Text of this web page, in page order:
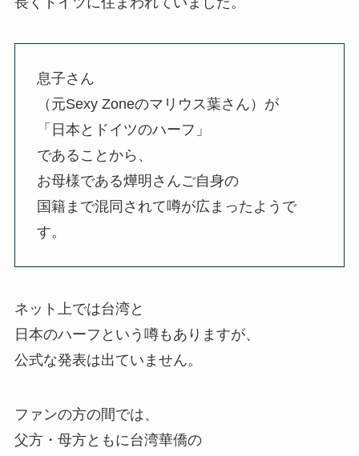
息子さん
（元Sexy Zoneのマリウス葉さん）が
「日本とドイツのハーフ」
であることから、
お母様である燁明さんご自身の
国籍まで混同されて噂が広まったようで
す。
ネット上では台湾と
日本のハーフという噂もありますが、
公式な発表は出ていません。
ファンの方の間では、
父方・母方ともに台湾華僑の